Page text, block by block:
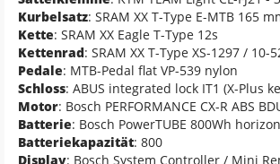
Kurbelsatz: SRAM XX T-Type E-MTB 165
Kette: SRAM XX Eagle T-Type 12s
Kettenrad: SRAM XX T-Type XS-1297 / 10-
Pedale: MTB-Pedal flat VP-539 nylon
Schloss: ABUS integrated lock IT1 (X-Plus
Motor: Bosch PERFORMANCE CX-R ABS
Batterie: Bosch PowerTUBE 800Wh
Batteriekapazität: 800
Display: Bosch System Controller / Mini